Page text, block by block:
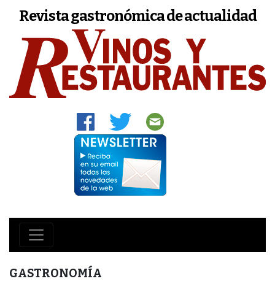
Revista gastronómica de actualidad
GASTRONOMÍA